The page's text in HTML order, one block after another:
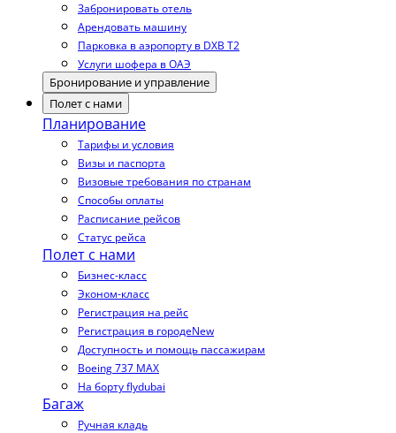
Забронировать отель
Арендовать машину
Парковка в аэропорту в DXB T2
Услуги шофера в ОАЭ
Бронирование и управление
Полет с нами
Планирование
Тарифы и условия
Визы и паспорта
Визовые требования по странам
Способы оплаты
Расписание рейсов
Статус рейса
Полет с нами
Бизнес-класс
Эконом-класс
Регистрация на рейс
Регистрация в городеNew
Доступность и помощь пассажирам
Boeing 737 MAX
На борту flydubai
Багаж
Ручная кладь